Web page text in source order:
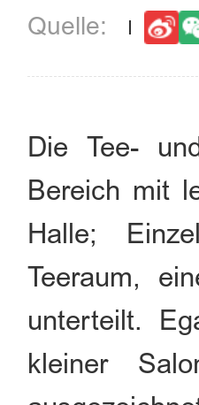
Die Tee-
Bereich mit
Halle;
Teeraum,
unterteilt.
kleiner